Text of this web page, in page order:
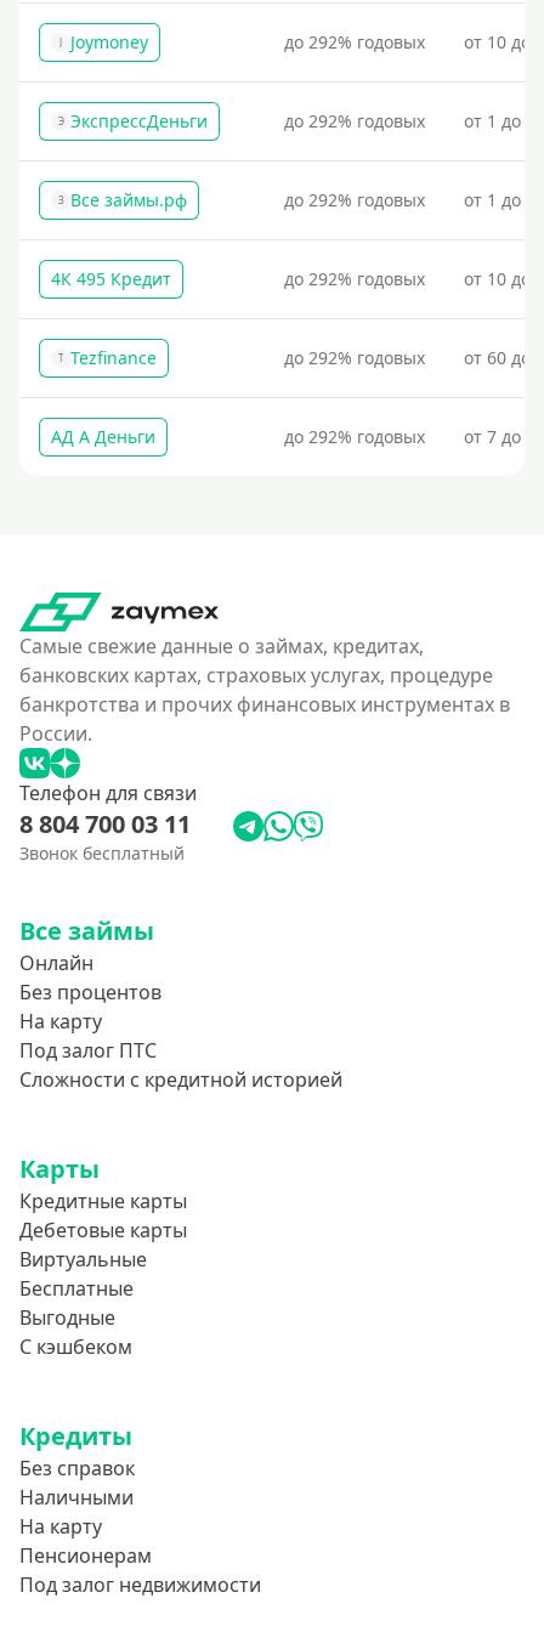
Наличными
По телефону
Через госуслуги
Без карты
На карту
Карта с нулевым остатком
На дебетовую карту
На кредитную карту
На виртуальную карту
На неименную карту
На именную карту
На зарплатную карту
Как еКапуста
Наподобие Займера
Словно Золотая Корона
Привет Сосед
Квику
А-Деньги
Аполлон займ
Веб-Займ
Доброзайм
Деньги на карту мгновенно
J Joymoney до 292% годовых от 10 до
Э ЭкспрессДеньги до 292% годовых от 1 до
З Все займы.рф до 292% годовых от 1 до
4К 495 Кредит до 292% годовых от 10 до
T Tezfinance до 292% годовых от 60 до
АД А Деньги до 292% годовых от 7 до
Самые свежие данные о займах, кредитах,
банковских картах, страховых услугах, процедуре
банкротства и прочих финансовых инструментах в
России.
Телефон для связи
8 804 700 03 11
Звонок бесплатный
Все займы
Онлайн
Без процентов
На карту
Под залог ПТС
Сложности с кредитной историей
Карты
Кредитные карты
Дебетовые карты
Виртуальные
Бесплатные
Выгодные
С кэшбеком
Кредиты
Без справок
Наличными
На карту
Пенсионерам
Под залог недвижимости